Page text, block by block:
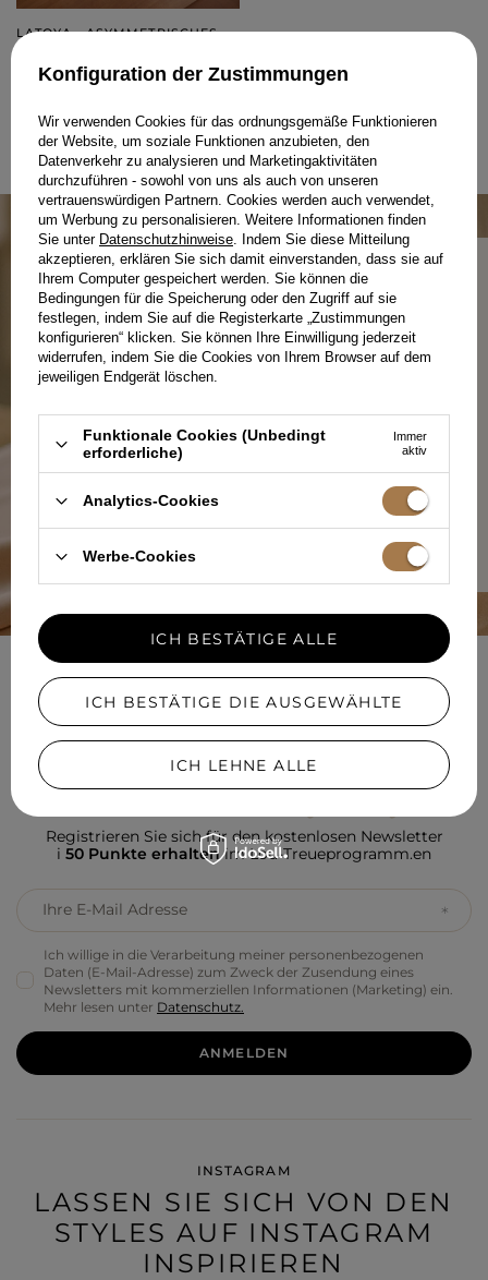
LATOYA - ASYMMETRISCHES
MAXIKLEID MIT SILBERNEN
XL
WEBSITE 1 AUS 1
PRODUKTION IN POLEN – WEIL
REGIONALITÄT ZÄHLT.
Bei Lou zählt jedes Detail – von der Qualität der
Stoffe über durchdachte Schnitte bis hin zur lokalen
Produktion. Wir fertigen mit Sorgfalt für Sie und
SELBSTBEWUSST KLEIDEN
Registrieren Sie sich für den kostenlosen Newsletter
i 50 Punkte erhaltenim Lou-Treueprogramm.en
Ihre E-Mail Adresse
Ich willige in die Verarbeitung meiner personenbezogenen
Daten (E-Mail-Adresse) zum Zweck der Zusendung eines
Newsletters mit kommerziellen Informationen (Marketing) ein.
Mehr lesen unter Datenschutz.
ANMELDEN
INSTAGRAM
LASSEN SIE SICH VON DEN
STYLES AUF INSTAGRAM
INSPIRIEREN
Konfiguration der Zustimmungen
Wir verwenden Cookies für das ordnungsgemäße Funktionieren
der Website, um soziale Funktionen anzubieten, den
Datenverkehr zu analysieren und Marketingaktivitäten
durchzuführen - sowohl von uns als auch von unseren
vertrauenswürdigen Partnern. Cookies werden auch verwendet,
um Werbung zu personalisieren. Weitere Informationen finden
Sie unter Datenschutzhinweise. Indem Sie diese Mitteilung
akzeptieren, erklären Sie sich damit einverstanden, dass sie auf
Ihrem Computer gespeichert werden. Sie können die
Bedingungen für die Speicherung oder den Zugriff auf sie
festlegen, indem Sie auf die Registerkarte „Zustimmungen
konfigurieren“ klicken. Sie können Ihre Einwilligung jederzeit
widerrufen, indem Sie die Cookies von Ihrem Browser auf dem
jeweiligen Endgerät löschen.
Funktionale Cookies (Unbedingt
erforderliche)
Immer
aktiv
Analytics-Cookies
Werbe-Cookies
ICH BESTÄTIGE DIE AUSGEWÄHLTE
ICH LEHNE ALLE
ICH BESTÄTIGE ALLE